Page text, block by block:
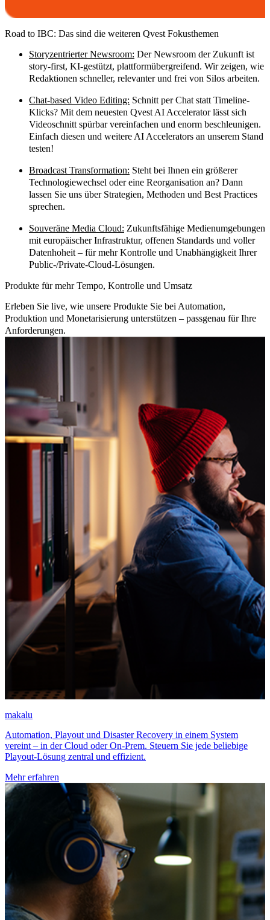
Road to IBC: Das sind die weiteren Qvest Fokusthemen
Storyzentrierter Newsroom: Der Newsroom der Zukunft ist
story-first, KI-gestützt, plattformübergreifend. Wir zeigen, wie
Redaktionen schneller, relevanter und frei von Silos arbeiten.
Chat-based Video Editing: Schnitt per Chat statt Timeline-
Klicks? Mit dem neuesten Qvest AI Accelerator lässt sich
Videoschnitt spürbar vereinfachen und enorm beschleunigen.
Einfach diesen und weitere AI Accelerators an unserem Stand
testen!
Broadcast Transformation: Steht bei Ihnen ein größerer
Technologiewechsel oder eine Reorganisation an? Dann
lassen Sie uns über Strategien, Methoden und Best Practices
sprechen.
Souveräne Media Cloud: Zukunftsfähige Medienumgebungen
mit europäischer Infrastruktur, offenen Standards und voller
Datenhoheit – für mehr Kontrolle und Unabhängigkeit Ihrer
Public-/Private-Cloud-Lösungen.
Produkte für mehr Tempo, Kontrolle und Umsatz
Erleben Sie live, wie unsere Produkte Sie bei Automation,
Produktion und Monetarisierung unterstützen – passgenau für Ihre
Anforderungen.
makalu
Automation, Playout und Disaster Recovery in einem System
vereint – in der Cloud oder On-Prem. Steuern Sie jede beliebige
Playout-Lösung zentral und effizient.
Mehr erfahren